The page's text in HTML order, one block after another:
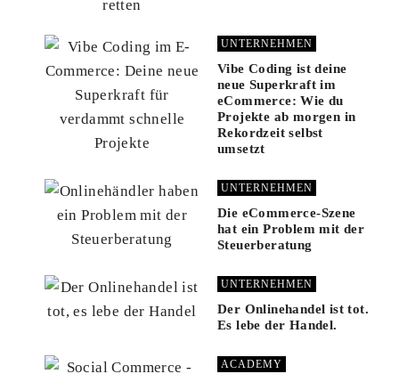
UNTERNEHMEN
Vibe Coding ist deine
neue Superkraft im
eCommerce: Wie du
Projekte ab morgen in
Rekordzeit selbst
umsetzt
UNTERNEHMEN
Die eCommerce-Szene
hat ein Problem mit der
Steuerberatung
UNTERNEHMEN
Der Onlinehandel ist tot.
Es lebe der Handel.
ACADEMY